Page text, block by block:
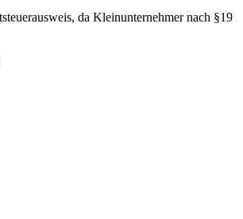
da Kleinunternehmer nach §19